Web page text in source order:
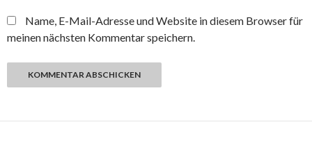
Name, E-Mail-Adresse und Website in diesem Browser für
meinen nächsten Kommentar speichern.